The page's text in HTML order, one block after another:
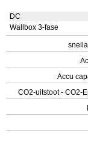
DC
Wallbox 3-fase
Accu
CO2-uitstoot - CO2-